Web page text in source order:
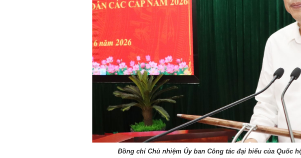
Đồng chí Chủ nhiệm Ủy ban Công tác đại biểu của Quốc